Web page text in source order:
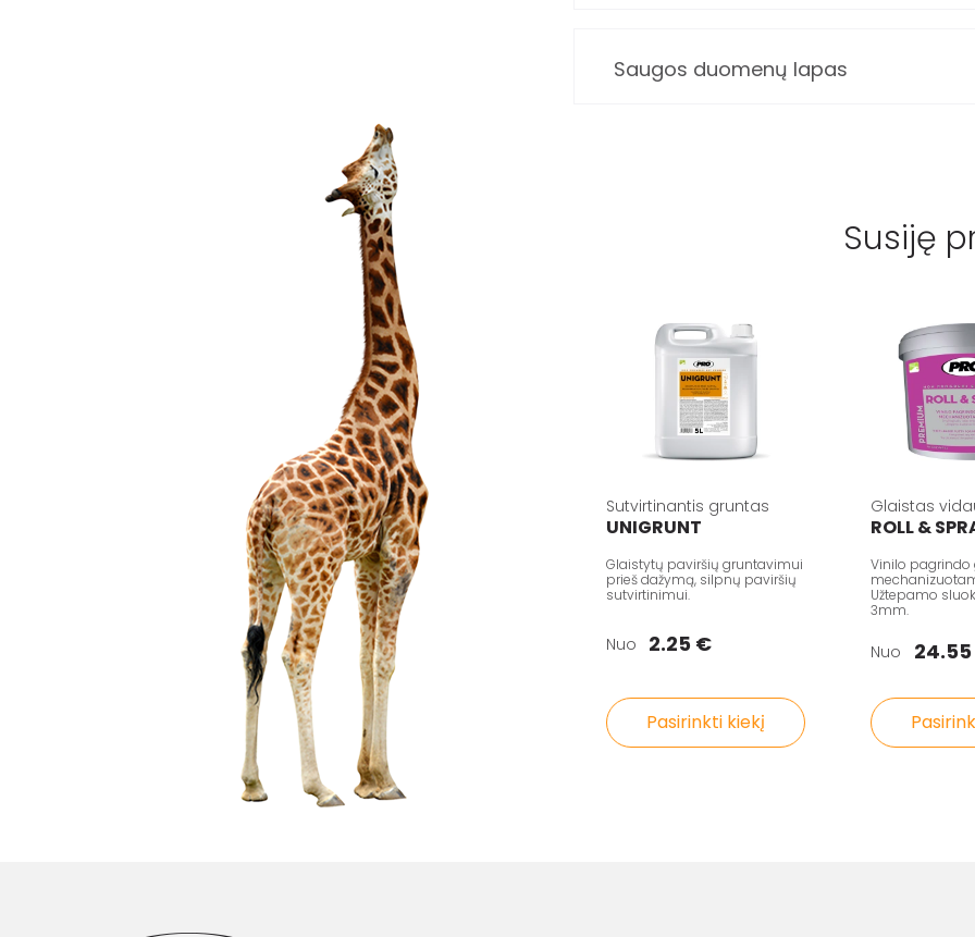
Saugos duomenų lapas
Susiję
Sutvirtinantis gruntas
UNIGRUNT
Glaistytų paviršių gruntavimui
prieš dažymą, silpnų paviršių
sutvirtinimui.
Nuo 2.25 €
Pasirinkti kiekį
Glaistas
ROLL &
Vinilo pagrindo
Užtepamo
3mm.
Nuo